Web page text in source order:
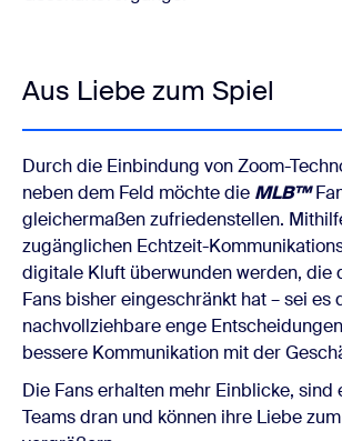
Aus Liebe zum Spiel
Durch die Einbindung von Zoom-
neben dem Feld möchte die MLB™
gleichermaßen zufriedenstellen.
zugänglichen Echtzeit-
digitale Kluft überwunden werden, die
Fans bisher eingeschränkt hat – sei es
nachvollziehbare enge
bessere Kommunikation mit der
Die Fans erhalten mehr Einblicke, sind
Teams dran und können ihre Liebe